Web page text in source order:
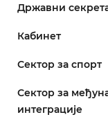
Државни
Кабинет
Сектор за спорт
Сектор за
интеграције